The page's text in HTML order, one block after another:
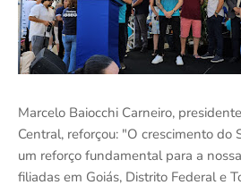
Marcelo Baiocchi Carneiro,
Central, reforçou: "O crescimento do
um reforço fundamental para a
filiadas em Goiás, Distrito Federal e